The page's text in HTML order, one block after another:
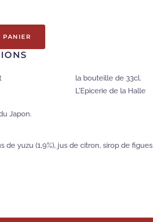
PANIER
la bouteille de 33cl.
L'Epicerie de la Halle
Japon.
yuzu (1,9%), jus de citron, sirop de figues